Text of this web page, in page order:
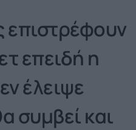
επιστρέφουν
επειδή η
έλειψε
συμβεί και